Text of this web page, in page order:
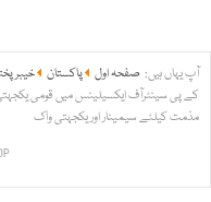
آپ یہاں ہیں: صفحہ اول پاکستان
خیبر
کے پی سینٹرآف ایکسیلینس میں قومی
مذمت کیلئے سیمینار اور یکجہتی واک